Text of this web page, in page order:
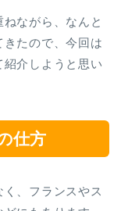
ながら、なんと
たので、今回は
介しようと思い
仕方
、フランスやス